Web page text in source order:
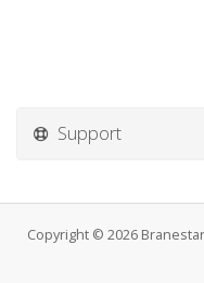
Support
Copyright © 2026